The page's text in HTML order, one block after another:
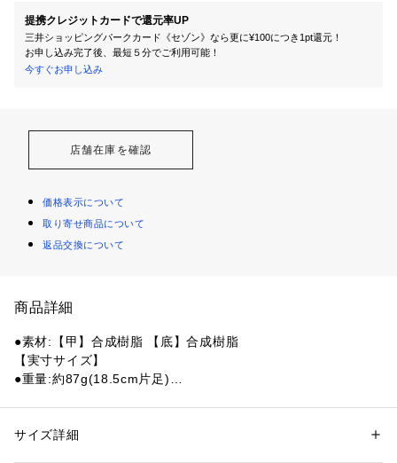
提携クレジットカードで還元率UP
三井ショッピングパークカード《セゾン》なら更に¥100につき1pt還元！
お申し込み完了後、最短５分でご利用可能！
今すぐお申し込み
店舗在庫を確認
価格表示について
取り寄せ商品について
返品交換について
商品詳細
●素材:【甲】合成樹脂 【底】合成樹脂
【実寸サイズ】
●重量:約87g(18.5cm片足)
●驚くほど軽い履き心地
性別：キッズ・ベビー
サイズ詳細